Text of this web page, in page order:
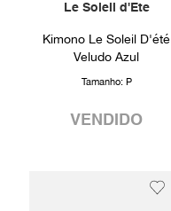
Le Soleil d'Ete
Kimono Le Soleil D'été
Veludo Azul
Tamanho: P
VENDIDO